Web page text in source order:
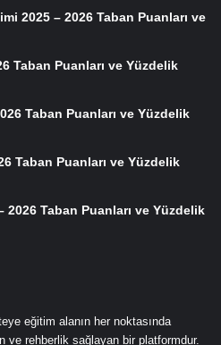
2025 – 2026 Taban Puanları ve
Taban Puanları ve Yüzdelik
Taban Puanları ve Yüzdelik
Taban Puanları ve Yüzdelik
Taban Puanları ve Yüzdelik
eğitim alanın her noktasında
ve rehberlik sağlayan bir platformdur.